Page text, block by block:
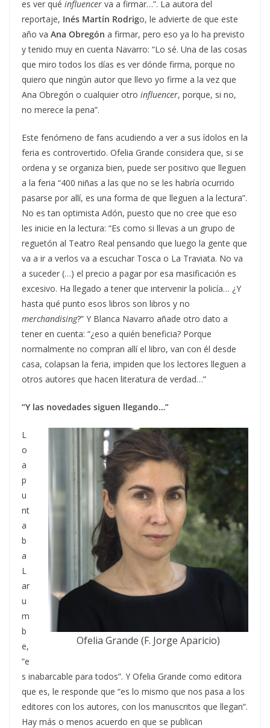
es ver qué influencer va a firmar…”. La autora del
reportaje, Inés Martín Rodrigo, le advierte de que este
año va Ana Obregón a firmar, pero eso ya lo ha previsto
y tenido muy en cuenta Navarro: “Lo sé. Una de las cosas
que miro todos los días es ver dónde firma, porque no
quiero que ningún autor que llevo yo firme a la vez que
Ana Obregón o cualquier otro influencer, porque, si no,
no merece la pena”.
Este fenómeno de fans acudiendo a ver a sus ídolos en la
feria es controvertido. Ofelia Grande considera que, si se
ordena y se organiza bien, puede ser positivo que lleguen
a la feria “400 niñas a las que no se les habría ocurrido
pasarse por allí, es una forma de que lleguen a la lectura”.
No es tan optimista Adón, puesto que no cree que eso
les inicie en la lectura: “Es como si llevas a un grupo de
reguetón al Teatro Real pensando que luego la gente que
va a ir a verlos va a escuchar Tosca o La Traviata. No va
a suceder (…) el precio a pagar por esa masificación es
excesivo. Ha llegado a tener que intervenir la policía… ¿Y
hasta qué punto esos libros son libros y no
merchandising?” Y Blanca Navarro añade otro dato a
tener en cuenta: “¿eso a quién beneficia? Porque
normalmente no compran allí el libro, van con él desde
casa, colapsan la feria, impiden que los lectores lleguen a
otros autores que hacen literatura de verdad…”
“Y las novedades siguen llegando…”
Ofelia Grande (F. Jorge Aparicio)
L
o
a
p
u
nt
a
b
a
L
ar
u
m
b
e,
“e
s inabarcable para todos”. Y Ofelia Grande como editora
que es, le responde que “es lo mismo que nos pasa a los
editores con los autores, con los manuscritos que llegan”.
Hay más o menos acuerdo en que se publican